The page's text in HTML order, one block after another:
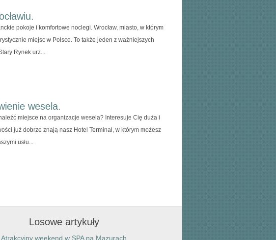
pokoje i komfortowe noclegi. Wrocław, miasto, w którym
miejsc w Polsce. To także jeden z ważniejszych
Rynek urz...
wesela.
miejsce na organizacje wesela? Interesuje Cię duża i
już dobrze znają nasz Hotel Terminal, w którym możesz
usłu...
Losowe artykuły
Atrakcyjny weekend w SPA na Mazurach